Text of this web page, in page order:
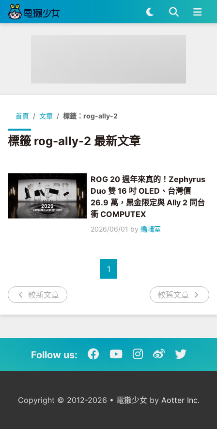
首頁 文章 標籤：rog-ally-2
標籤 rog-ally-2 最新文章
ROG 20 週年來真的！Zephyrus
Duo 雙 16 吋 OLED、台灣價
26.9 萬，黑金限定與 Ally 2 同台
衝 COMPUTEX
2026/06/01 by編輯室
較新文章
1
較舊文章
Follow us:
Copyright © 2012-2026 • 電獺少女 by Aotter Inc.